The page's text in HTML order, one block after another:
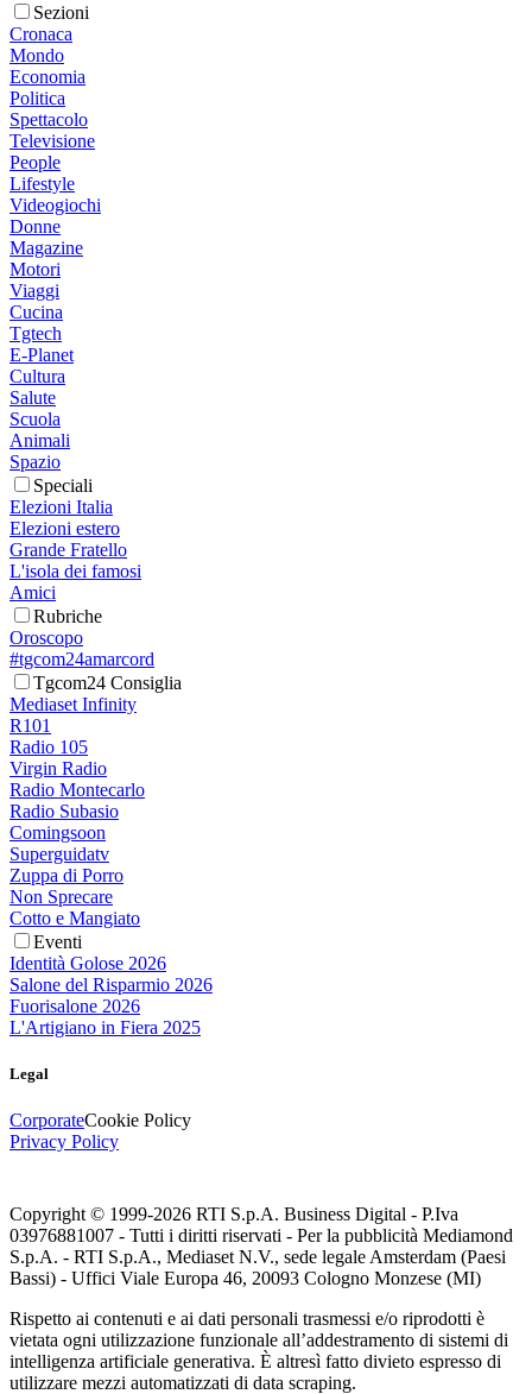
Sezioni
Cronaca
Mondo
Economia
Politica
Spettacolo
Televisione
People
Lifestyle
Videogiochi
Donne
Magazine
Motori
Viaggi
Cucina
Tgtech
E-Planet
Cultura
Salute
Scuola
Animali
Spazio
Speciali
Elezioni Italia
Elezioni estero
Grande Fratello
L'isola dei famosi
Amici
Rubriche
Oroscopo
#tgcom24amarcord
Tgcom24 Consiglia
Mediaset Infinity
R101
Radio 105
Virgin Radio
Radio Montecarlo
Radio Subasio
Comingsoon
Superguidatv
Zuppa di Porro
Non Sprecare
Cotto e Mangiato
Eventi
Identità Golose 2026
Salone del Risparmio 2026
Fuorisalone 2026
L'Artigiano in Fiera 2025
Legal
CorporateCookie Policy
Privacy Policy
Copyright © 1999-2026 RTI S.p.A. Business Digital - P.Iva
03976881007 - Tutti i diritti riservati - Per la pubblicità Mediamond
S.p.A. - RTI S.p.A., Mediaset N.V., sede legale Amsterdam (Paesi
Bassi) - Uffici Viale Europa 46, 20093 Cologno Monzese (MI)
Rispetto ai contenuti e ai dati personali trasmessi e/o riprodotti è
vietata ogni utilizzazione funzionale all’addestramento di sistemi di
intelligenza artificiale generativa. È altresì fatto divieto espresso di
utilizzare mezzi automatizzati di data scraping.